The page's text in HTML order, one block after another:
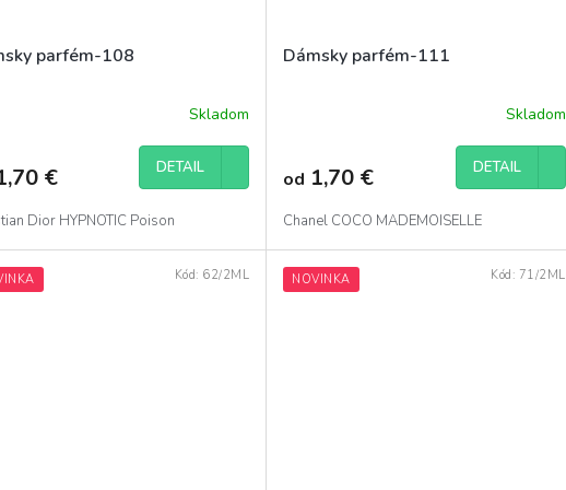
parfém-108
Skladom
€ DETAIL
Dior HYPNOTIC Poison
Dámsky parfém-111
je
z
hviezdičiek.
Skladom
od 1,70 € DETAIL
Chanel COCO MADEMOISELLE
Kód: 62/2ML NOVINKA Kód: 71/2ML